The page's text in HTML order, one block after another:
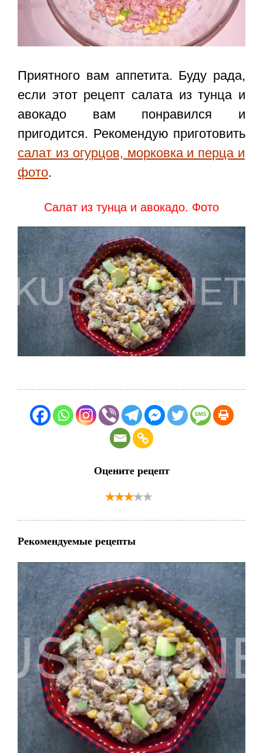
Приятного вам аппетита. Буду рада,
если этот рецепт салата из тунца и
авокадо вам понравился и
пригодится. Рекомендую приготовить
салат из огурцов, морковка и перца и
фото.
Салат из тунца и авокадо. Фото
Оцените рецепт
Рекомендуемые рецепты